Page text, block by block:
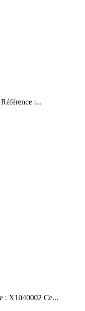
:...
: X1040002 Ce...